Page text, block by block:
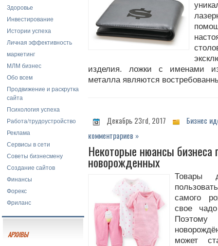
Здоровье
Инвестирование
Истории успеха
Личная эффективность
маркетинг
МЛМ бизнес
Обо всем
Продвижение и раскрутка
сайта
Психология успеха
Работа/трудоустройство
Реклама
Сервисы в сети
Советы бизнесмену
Создание сайтов
Финансы
Форекс
Фриланс
АРХИВЫ
изделия. ложки с именами
металла являются
Декабрь 23rd, 2017
Бизнес
комментрариев »
Некоторые нюансы
новорожденных
Товары
самого
свое
может